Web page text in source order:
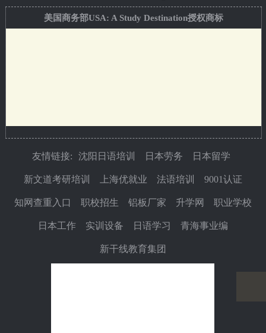
美国商务部USA: A Study Destination授权商标
友情链接: 沈阳日语培训 日本劳务 日本留学
新文道考研培训 上海优就业 法语培训 9001认证
知网查重入口 职校招生 铝板厂家 升学网 职业学校
日本工作 实训设备 日语学习 青海事业编
新干线教育集团